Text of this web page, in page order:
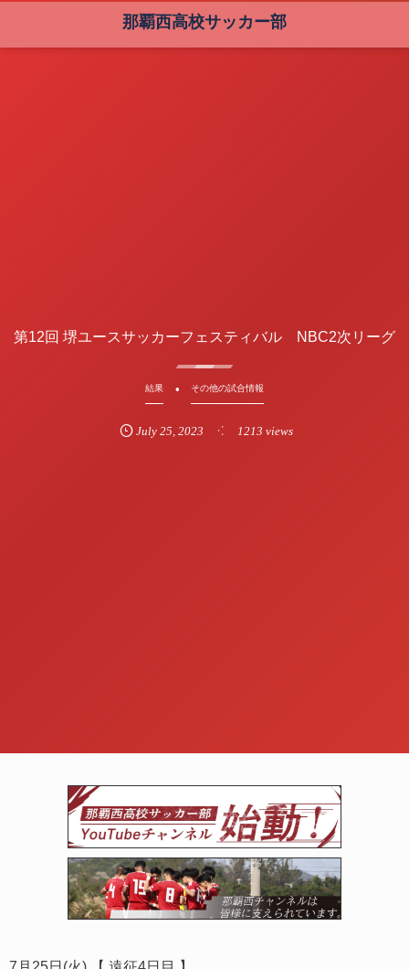
那覇西高校サッカー部
第12回 堺ユースサッカーフェスティバル NBC2次リーグ
結果 その他の試合情報
July 25, 2023 1213 views